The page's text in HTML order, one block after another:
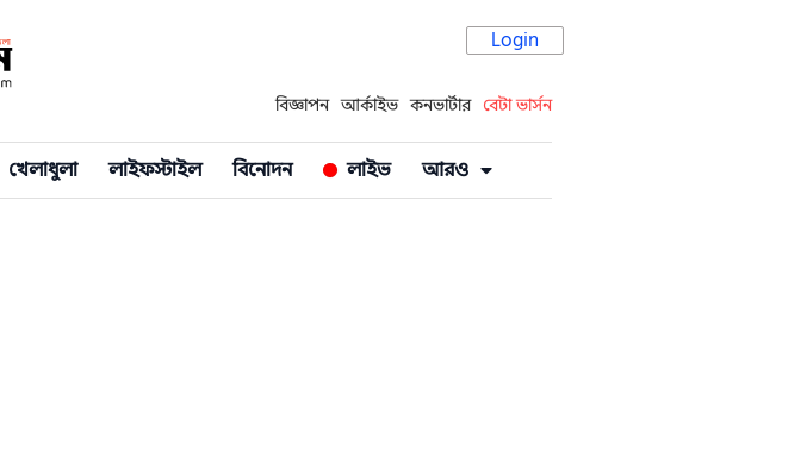
Login
বিজ্ঞাপন আর্কাইভ কনভার্টার বেটা ভার্সন
খেলাধুলা লাইফস্টাইল বিনোদন লাইভ আরও